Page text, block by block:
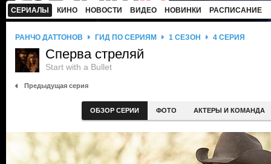
СЕРИАЛЫ КИНО НОВОСТИ ВИДЕО НОВИНКИ РАСПИСАНИЕ
РАНЧО ДАТТОНОВ ГИД ПО СЕРИЯМ 1 СЕЗОН 4 СЕРИЯ
Сперва стреляй
Start with a Bullet
Предыдущая серия
ОБЗОР СЕРИИ ФОТО АКТЕРЫ И КОМАНДА